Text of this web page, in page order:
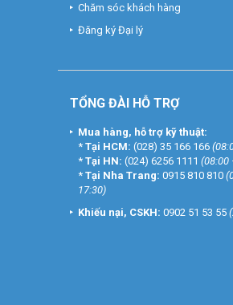
Chăm sóc khách hàng
Đăng ký Đại lý
TỔNG ĐÀI HỖ TRỢ
Mua hàng, hỗ trợ kỹ thuật:
* Tại HCM: (028) 35 166 166
* Tại HN: (024) 6256 1111 (08:00
* Tại Nha Trang: 0915 810 810
17:30)
Khiếu nại, CSKH: 0902 51 53 55